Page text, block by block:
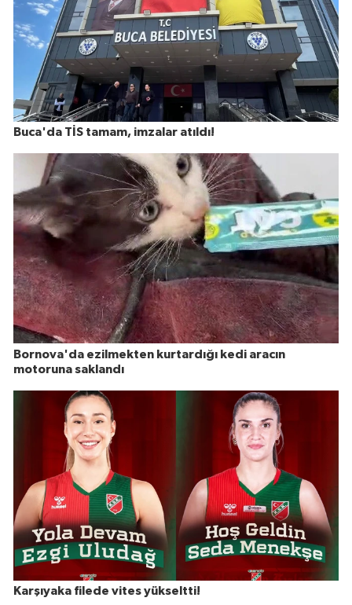
Buca'da TİS tamam, imzalar atıldı!
Bornova'da ezilmekten kurtardığı kedi aracın
motoruna saklandı
Karşıyaka filede vites yükseltti!